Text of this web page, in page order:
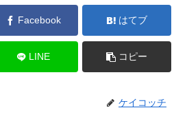
Facebook はてブ
LINE コピー
ケイコッチ